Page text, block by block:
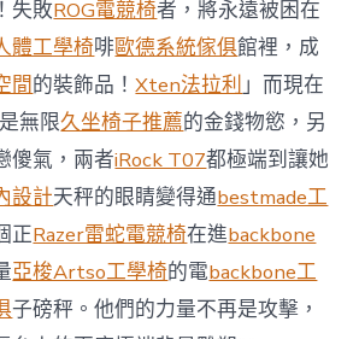
往
半
年
總
買
賣
額
近
60
億
元〉
中
失敗ROG電競椅者，將永遠被困在
體工學椅啡歐德系統傢俱館裡，成
間的裝飾品！Xten法拉利」而現在
無限久坐椅子推薦的金錢物慾，另
傻氣，兩者iRock T07都極端到讓她
設計天秤的眼睛變得通bestmade工
正Razer雷蛇電競椅在進backbone
亞梭Artso工學椅的電backbone工
子磅秤。他們的力量不再是攻擊，